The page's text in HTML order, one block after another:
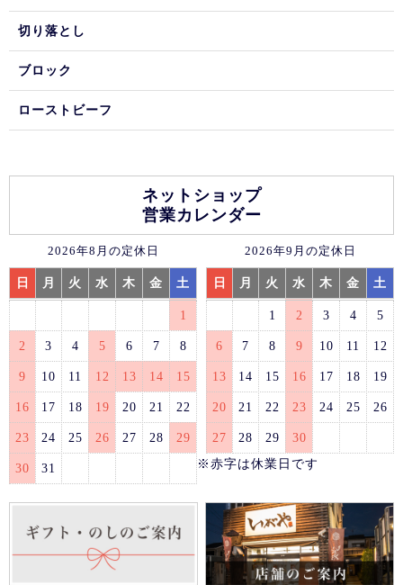
切り落とし
ブロック
ローストビーフ
ネットショップ
営業カレンダー
2026年8月の定休日
日 月 火 水 木 金 土
1
2 3 4 5 6 7 8
9 10 11 12 13 14 15
16 17 18 19 20 21 22
23 24 25 26 27 28 29
30 31
2026年9月の定休日
日 月 火 水 木 金 土
1 2 3 4 5
6 7 8 9 10 11 12
13 14 15 16 17 18 19
20 21 22 23 24 25 26
27 28 29
30
※赤字は休業日です